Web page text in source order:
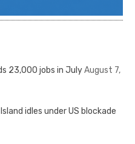
23,000 jobs in JulyAugust 7,
idles under US blockade